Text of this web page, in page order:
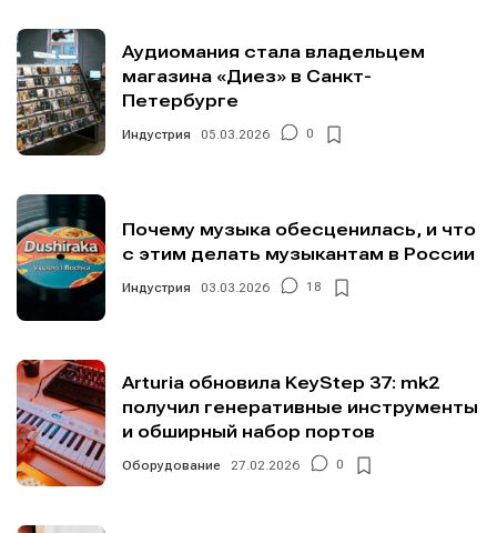
Информация
О проекте
Редакционная политика (в разработке)
Предложение новостей Помощь проекту
Информация
О проекте
Редакционная политика (в разработке)
Предложение новостей Помощь проекту
Аудиомания стала владельцем
магазина «Диез» в Санкт-
Петербурге
Индустрия 05.03.2026 0
Почему музыка обесценилась, и что
с этим делать музыкантам в России
Индустрия 03.03.2026 18
Arturia обновила KeyStep 37: mk2
получил генеративные инструменты
и обширный набор портов
Оборудование 27.02.2026 0